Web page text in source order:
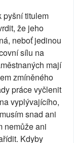
pyšní titulem
že jeho
neboť jedinou
sílu na
mají
zmíněného
práce vyčlenit
vyplývajícího,
snad ani
nemůže ani
Kdyby